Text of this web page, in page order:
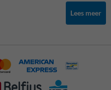
vind je alles
voorraad, eigen productie en
we een snelle levering en
maximale zichtbaarheid,
bedrijven, scholen, openbare
van duidelijke,
elk type ondergrond.
Lees meer